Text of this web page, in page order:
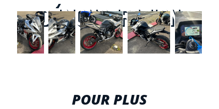
Démonstration
POUR PLUS